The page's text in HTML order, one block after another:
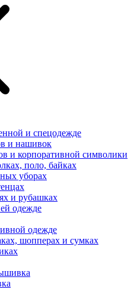
и спецодeжде
и нашивок
и корпоративной символики
поло, байках
уборах
и рубашках
одежде
одежде
шопперах и сумках